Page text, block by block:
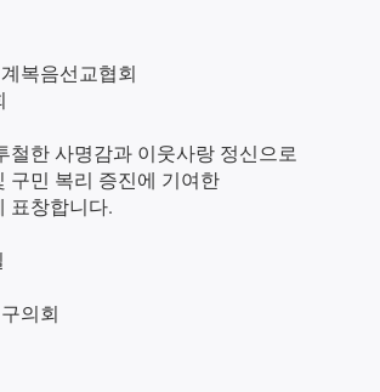
복음선교협회
철한 사명감과 이웃사랑 정신으로
구민 복리 증진에 기여한
표창합니다.
의회